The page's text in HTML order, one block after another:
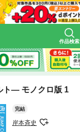
作品検索
ト― モノクロ版 1
完結
岸本斉史